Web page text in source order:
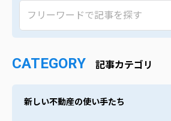
CATEGORY 記事カテゴリ
新しい不動産の使い手たち